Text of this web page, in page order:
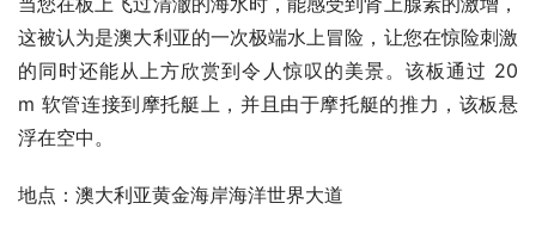
这被认为是澳大利亚的一次极端水上冒险，让您在惊险刺激
的同时还能从上方欣赏到令人惊叹的美景。该板通过 20
m 软管连接到摩托艇上，并且由于摩托艇的推力，该板悬
浮在空中。
地点：澳大利亚黄金海岸海洋世界大道